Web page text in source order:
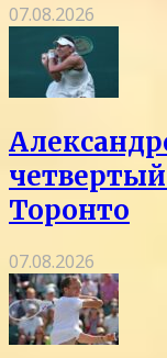
07.08.2026
Торонто
07.08.2026